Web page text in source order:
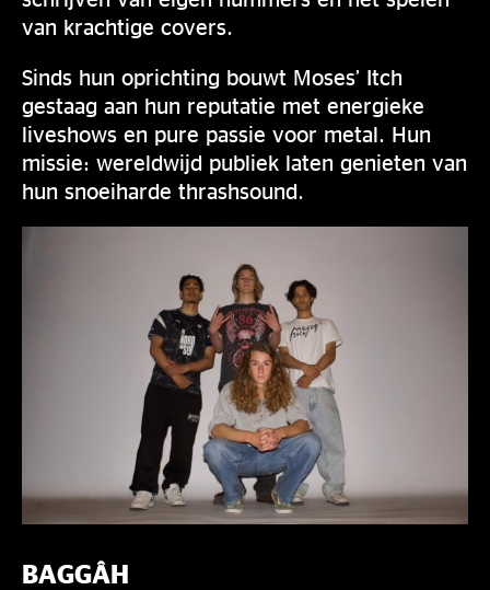
van krachtige covers.
Sinds hun oprichting bouwt Moses’ Itch
gestaag aan hun reputatie met energieke
liveshows en pure passie voor metal. Hun
missie: wereldwijd publiek laten genieten van
hun snoeiharde thrashsound.
BAGGÂH